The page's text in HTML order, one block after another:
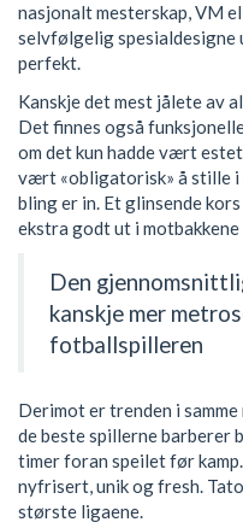
nasjonalt mesterskap, VM
selvfølgelig spesialdesigne
perfekt.
Kanskje det mest jålete av
Det finnes også
om det kun hadde vært
vært «obligatorisk» å stille
bling er in. Et glinsende
ekstra godt ut i
Den
kanskje mer
fotballspilleren
Derimot er trenden i
de beste spillerne barberer
timer foran speilet før
nyfrisert, unik og fresh.
største ligaene.